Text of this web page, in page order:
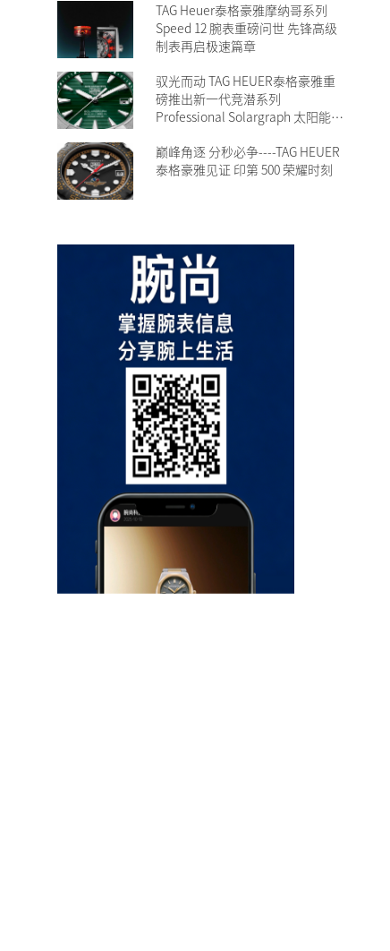
TAG Heuer泰格豪雅摩纳哥系列
Speed 12 腕表重磅问世 先锋高级
制表再启极速篇章
驭光而动 TAG HEUER泰格豪雅重
磅推出新一代竞潜系列
Professional Solargraph 太阳能腕
芒
巅峰角逐 分秒必争----TAG HEUER
泰格豪雅见证 印第 500 荣耀时刻